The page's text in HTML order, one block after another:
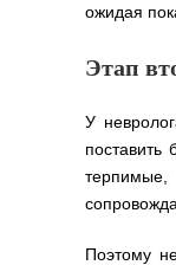
ожидая
Этап
У
поставить
терпимые,
Поэтому